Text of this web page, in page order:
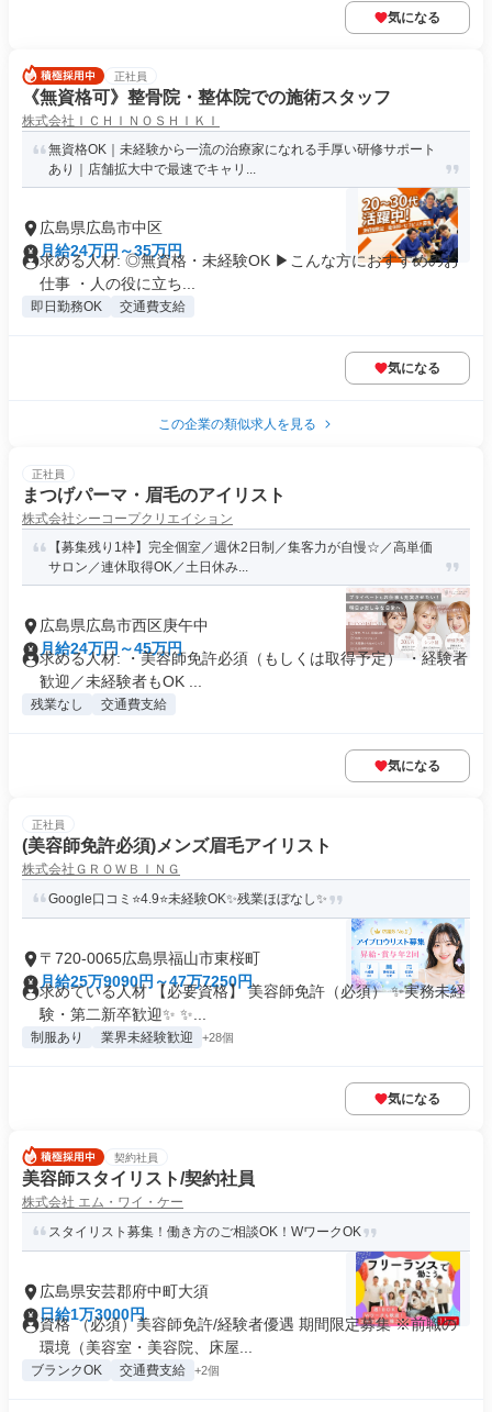
気になる
正社員
《無資格可》整骨院・整体院での施術スタッフ
株式会社ＩＣＨＩＮＯＳＨＩＫＩ
無資格OK｜未経験から一流の治療家になれる手厚い研修サポート
あり｜店舗拡大中で最速でキャリ...
広島県広島市中区
月給24万円～35万円
求める人材: ◎無資格・未経験OK ▶︎こんな方におすすめのお
仕事 ・人の役に立ち...
即日勤務OK 交通費支給
気になる
この企業の類似求人を見る
正社員
まつげパーマ・眉毛のアイリスト
株式会社シーコープクリエイション
【募集残り1枠】完全個室／週休2日制／集客力が自慢☆／高単価
サロン／連休取得OK／土日休み...
広島県広島市西区庚午中
月給24万円～45万円
求める人材: ・美容師免許必須（もしくは取得予定） ・経験者
歓迎／未経験者もOK ...
残業なし 交通費支給
気になる
正社員
(美容師免許必須)メンズ眉毛アイリスト
株式会社ＧＲＯＷＢＩＮＧ
Google口コミ⭐4.9⭐未経験OK✨残業ほぼなし✨
〒720-0065広島県福山市東桜町
月給25万9090円～47万7250円
求めている人材 【必要資格】 美容師免許（必須） ✨実務未経
験・第二新卒歓迎✨ ✨...
制服あり 業界未経験歓迎 +28個
気になる
契約社員
美容師スタイリスト/契約社員
株式会社 エム・ワイ・ケー
スタイリスト募集！働き方のご相談OK！WワークOK
広島県安芸郡府中町大須
日給1万3000円
資格 （必須）美容師免許/経験者優遇 期間限定募集 ※前職の
環境（美容室・美容院、床屋...
ブランクOK 交通費支給 +2個